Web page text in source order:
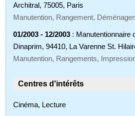
Architral, 75005, Paris
Manutention, Rangement,
01/2003 - 12/2003 : Manutentionnaire
Dinaprim, 94410, La Varenne St.
Manutention, Rangements,
Centres d'intérêts
Cinéma, Lecture